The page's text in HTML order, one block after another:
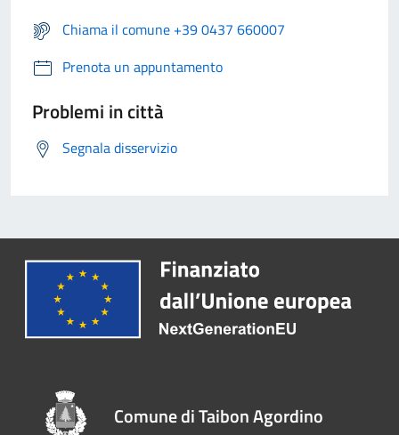
Chiama il comune +39 0437 660007
Prenota un appuntamento
Problemi in città
Segnala disservizio
Comune di Taibon Agordino